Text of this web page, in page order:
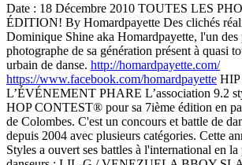
Date : 18 Décembre 2010 TOUTES LES
ÉDITION! By Homardpayette Des clichés
Dominique Shine aka Homardpayette, l'un des
photographe de sa génération présent à quasi
urbain de danse. http://homardpayette.com/
https://www.facebook.com/homardpayette
L’ÉVÉNEMENT PHARE L’association 9.2
HOP CONTEST® pour sa 7ième édition en
de Colombes. C'est un concours et battle de
depuis 2004 avec plusieurs catégories. Cette
Styles a ouvert ses battles à l'international en la